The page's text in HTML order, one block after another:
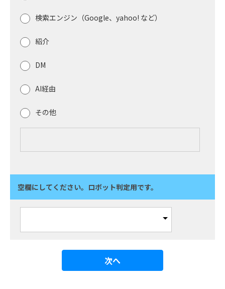
検索エンジン（Google、yahoo! など）
紹介
DM
AI経由
その他
空欄にしてください。ロボット判定用です。